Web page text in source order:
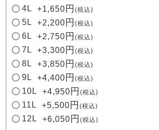
4L +1,650 税込
5L +2,200 税込
6L +2,750 税込
7L +3,300 税込
8L +3,850 税込
9L +4,400 税込
10L +4,950 税込
11L +5,500 税込
12L +6,050 税込